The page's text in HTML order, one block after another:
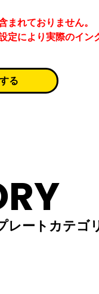
れておりません。
定により実際のイン
る
レートカテゴ